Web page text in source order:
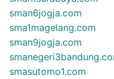
sman6jogja.com
sma1magelang.com
sman9jogja.com
smasutomo1.com